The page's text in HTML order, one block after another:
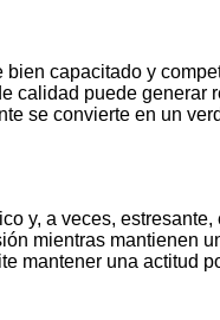
capacitado y
puede generar
se convierte en un
y, a veces,
mientras mantienen
mantener una actitud